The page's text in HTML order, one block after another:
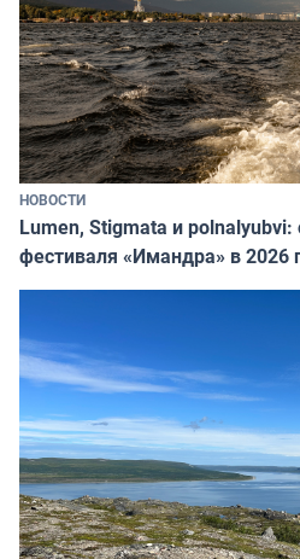
НОВОСТИ
Lumen, Stigmata и
фестиваля «Имандра» в 2026